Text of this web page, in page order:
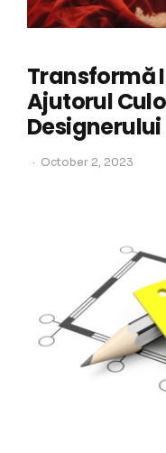
Transformă
Ajutorul
Designerului
October 2, 2023